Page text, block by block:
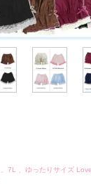
7L 、ゆったりサイズ